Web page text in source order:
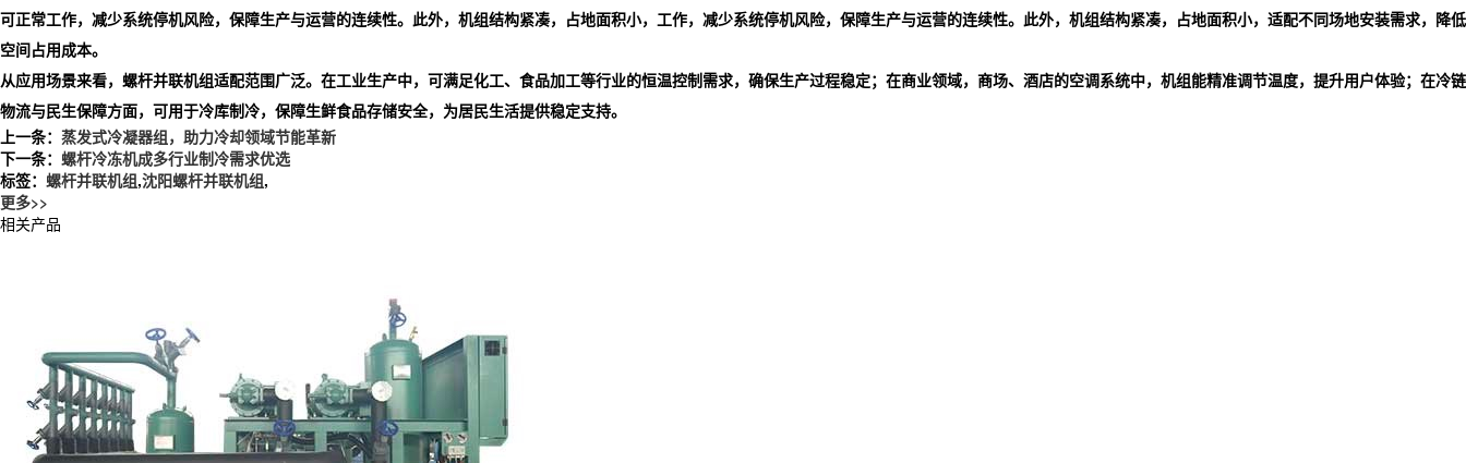
可正常工作，减少系统停机风险，保障生产与运营的连续性。此外，机组结构紧凑，占地面积小，工作，减少系统停机风险，保障生产与运营的连续性。此外，机组结构紧凑，占地面积小，适配不同场地安装需求，降低
空间占用成本。
从应用场景来看，螺杆并联机组适配范围广泛。在工业生产中，可满足化工、食品加工等行业的恒温控制需求，确保生产过程稳定；在商业领域，商场、酒店的空调系统中，机组能精准调节温度，提升用户体验；在冷链
物流与民生保障方面，可用于冷库制冷，保障生鲜食品存储安全，为居民生活提供稳定支持。
上一条： 蒸发式冷凝器组，助力冷却领域节能革新
下一条： 螺杆冷冻机成多行业制冷需求优选
标签： 螺杆并联机组,沈阳螺杆并联机组,
更多>>
相关产品